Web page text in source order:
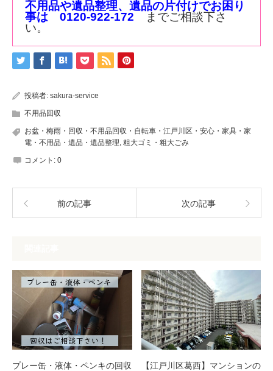
不用品や遺品整理、遺品の片付けでお困り
事は 0120-922-172 までご相談下さ
い。
投稿者: sakura-service
不用品回収
お盆・梅雨・回収・不用品回収・自転車・江戸川区・安心・家具・家
電・不用品・遺品・遺品整理, 粗大ゴミ・粗大ごみ
コメント: 0
前の記事 次の記事
プレー缶・液体・ペンキの回収
【江戸川区葛西】マンションの